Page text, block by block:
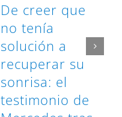
De creer que
no tenía
solución a
recuperar su
sonrisa: el
testimonio de